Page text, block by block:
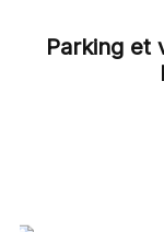
Parking et